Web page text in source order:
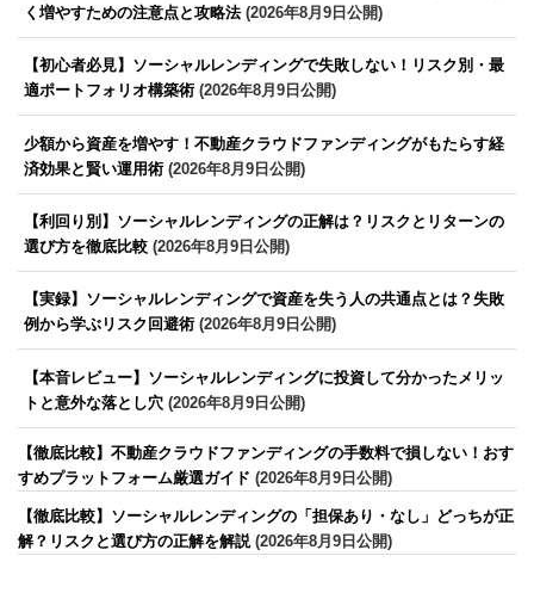
く増やすための注意点と攻略法(2026年8月9日公開)
【初心者必見】ソーシャルレンディングで失敗しない！リスク別・最
適ポートフォリオ構築術 (2026年8月9日公開)
少額から資産を増やす！不動産クラウドファンディングがもたらす経
済効果と賢い運用術 (2026年8月9日公開)
【利回り別】ソーシャルレンディングの正解は？リスクとリターンの
選び方を徹底比較 (2026年8月9日公開)
【実録】ソーシャルレンディングで資産を失う人の共通点とは？失敗
例から学ぶリスク回避術 (2026年8月9日公開)
【本音レビュー】ソーシャルレンディングに投資して分かったメリッ
トと意外な落とし穴 (2026年8月9日公開)
【徹底比較】不動産クラウドファンディングの手数料で損しない！おす
すめプラットフォーム厳選ガイド (2026年8月9日公開)
【徹底比較】ソーシャルレンディングの「担保あり・なし」どっちが正
解？リスクと選び方の正解を解説(2026年8月9日公開)